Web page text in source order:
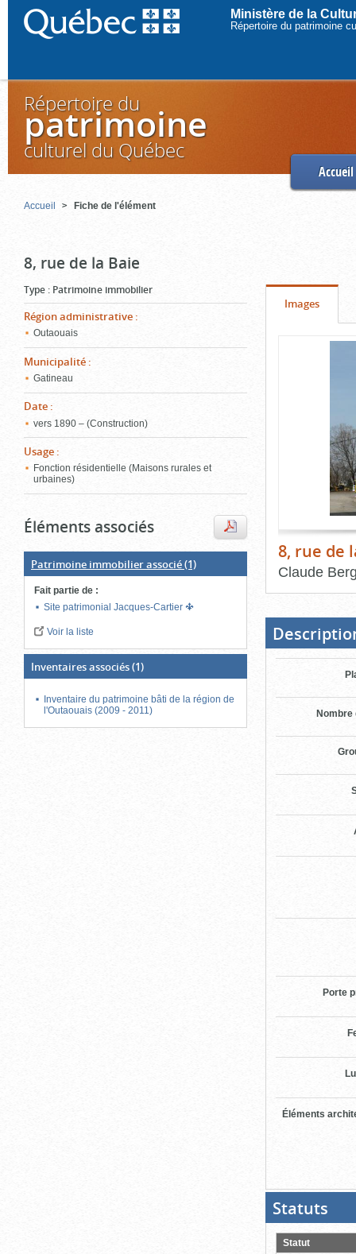
Ministère de la
Répertoire du patrimoine
Répertoire du
patrimoine
culturel du Québec
Accueil
Accueil Fiche de l'élément
8, rue de la Baie
Type : Patrimoine immobilier
Région administrative :
Outaouais
Municipalité :
Gatineau
Date :
vers 1890 – (Construction)
Usage :
Fonction résidentielle (Maisons rurales et
urbaines)
Éléments associés
Patrimoine immobilier associé(1)
Fait partie de :
Site patrimonial Jacques-Cartier
Voir la liste
Inventaires associés(1)
Inventaire du patrimoine bâti de la région de
l'Outaouais (2009 - 2011)
Onglet
Images(cliquer
pour
Contenu
8, rue de
Claude
bloc
d'onglets
Nombre
Porte
Éléments
Statuts
pour
Statut